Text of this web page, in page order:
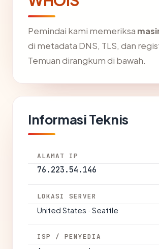
Pemindai kami memeriksa
di metadata DNS, TLS, dan
Temuan dirangkum di bawah.
Informasi Teknis
ALAMAT IP
76.223.54.146
LOKASI SERVER
United States · Seattle
ISP / PENYEDIA